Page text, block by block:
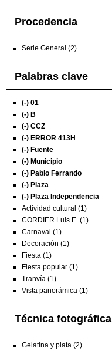
Procedencia
Serie General (2)
Palabras clave
(-) 01
(-) B
(-) CCZ
(-) ERROR 413H
(-) Fuente
(-) Municipio
(-) Pablo Ferrando
(-) Plaza
(-) Plaza Independencia
Actividad cultural (1)
CORDIER Luis E. (1)
Carnaval (1)
Decoración (1)
Fiesta (1)
Fiesta popular (1)
Tranvía (1)
Vista panorámica (1)
Técnica fotográfica
Gelatina y plata (2)